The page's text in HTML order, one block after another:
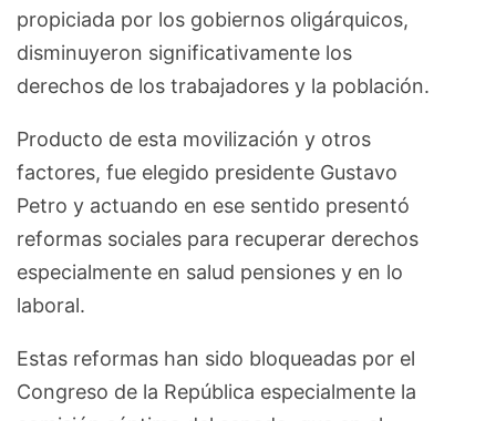
propiciada por los gobiernos oligárquicos,
disminuyeron significativamente los
derechos de los trabajadores y la población.
Producto de esta movilización y otros
factores, fue elegido presidente Gustavo
Petro y actuando en ese sentido presentó
reformas sociales para recuperar derechos
especialmente en salud pensiones y en lo
laboral.
Estas reformas han sido bloqueadas por el
Congreso de la República especialmente la